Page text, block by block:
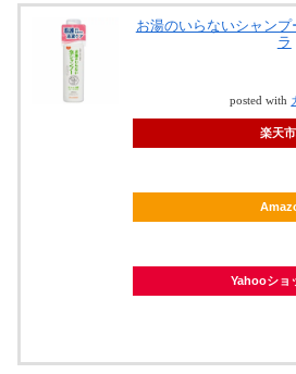
お湯のいらないシャン
ラ
posted with
楽天
Yahooショ